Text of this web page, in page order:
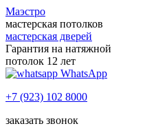
Маэстро
мастерская потолков
мастерская дверей
Гарантия на натяжной
потолок 12 лет
WhatsApp
+7 (923) 102 8000
заказать звонок